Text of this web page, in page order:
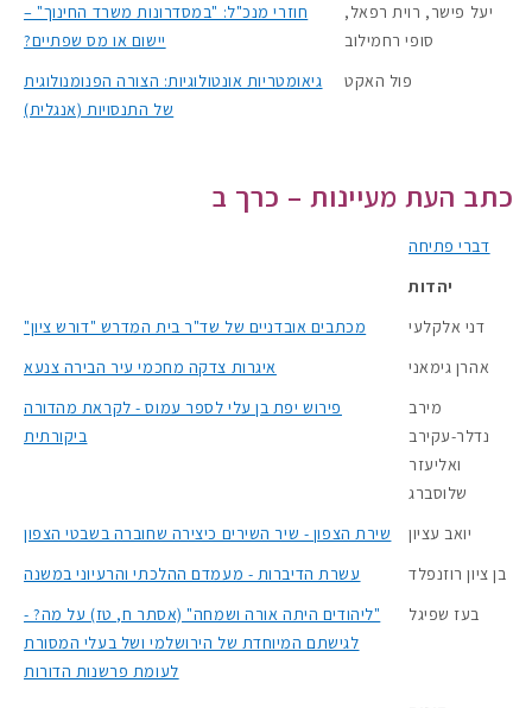
יעל פישר, רוית רפאל,
סופי רחמילוב
חוזרי מנכ"ל: "במסדרונות משרד החינוך" –
יישום או מס שפתיים?
פול האקט
גיאומטריות אונטולוגיות: הצורה הפנומנולוגית
של התנסויות (אנגלית)
כתב העת מעיינות – כרך ב
דברי פתיחה
יהדות
דני אלקלעי
מכתבים אובדניים של שד"ר בית המדרש "דורש ציון"
אהרן גימאני
איגרות צדקה מחכמי עיר הבירה צנעא
מירב
נדלר-עקירב
ואליעזר
שלוסברג
פירוש יפת בן עלי לספר עמוס - לקראת מהדורה
ביקורתית
יואב עציון
שירת הצפון - שיר השירים כיצירה שחוברה בשבטי הצפון
בן ציון רוזנפלד
עשרת הדיברות - מעמדם ההלכתי והרעיוני במשנה
בעז שפיגל
"ליהודים היתה אורה ושמחה" (אסתר ח, טז) על מה? -
לגישתם המיוחדת של הירושלמי ושל בעלי המסורת
לעומת פרשנות הדורות